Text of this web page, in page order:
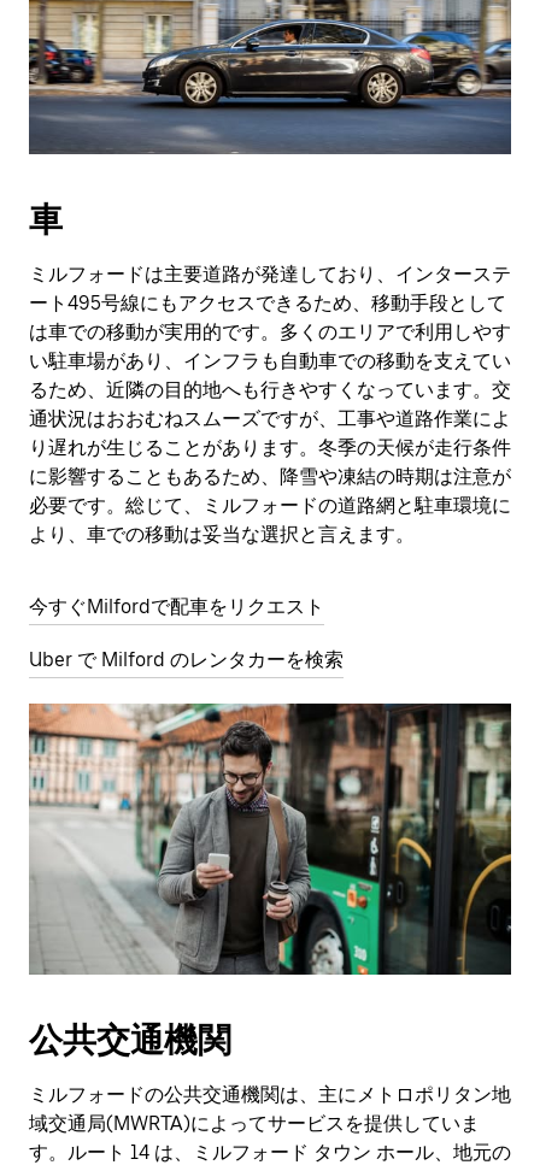
車
ミルフォードは主要道路が発達しており、インターステ
ート495号線にもアクセスできるため、移動手段として
は車での移動が実用的です。多くのエリアで利用しやす
い駐車場があり、インフラも自動車での移動を支えてい
るため、近隣の目的地へも行きやすくなっています。交
通状況はおおむねスムーズですが、工事や道路作業によ
り遅れが生じることがあります。冬季の天候が走行条件
に影響することもあるため、降雪や凍結の時期は注意が
必要です。総じて、ミルフォードの道路網と駐車環境に
より、車での移動は妥当な選択と言えます。
今すぐMilfordで配車をリクエスト
Uber で Milford のレンタカーを検索
公共交通機関
ミルフォードの公共交通機関は、主にメトロポリタン地
域交通局(MWRTA)によってサービスを提供していま
す。ルート 14 は、ミルフォード タウン ホール、地元の